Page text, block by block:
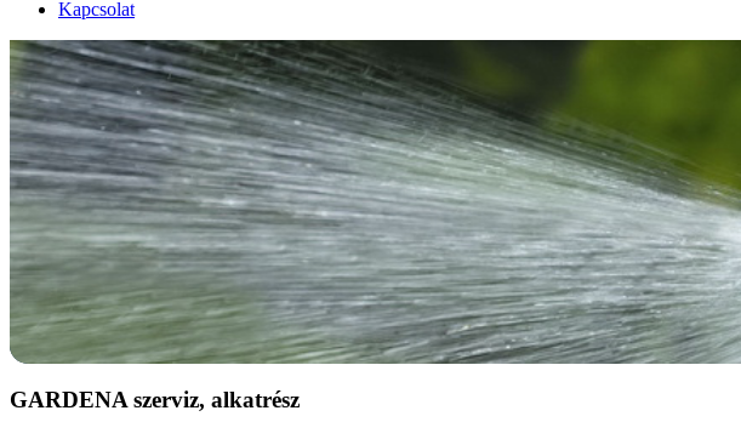
Kapcsolat
GARDENA szerviz, alkatrész